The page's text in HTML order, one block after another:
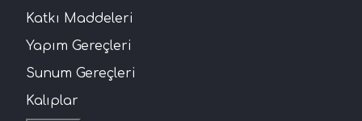
Katkı Maddeleri
Yapım Gereçleri
Sunum Gereçleri
Kalıplar